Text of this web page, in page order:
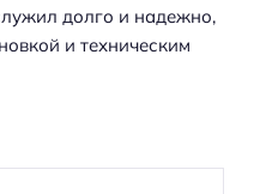
долго и надежно,
и техническим